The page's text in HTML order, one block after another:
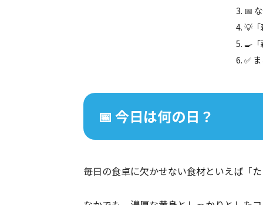
📅
💡
🍳
✅
📅 今日は何の日？
毎日の食卓に欠かせない食材といえば「